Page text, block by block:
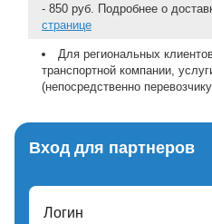
- 850 руб. Подробнее о
странице
Для региональных
транспортной компании,
(непосредственно
Вход для партнеров
Логин